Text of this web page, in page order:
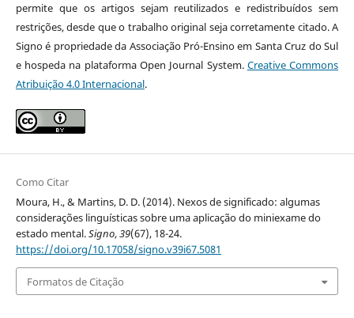
permite que os artigos sejam reutilizados e redistribuídos sem
restrições, desde que o trabalho original seja corretamente citado. A
Signo é propriedade da Associação Pró-Ensino em Santa Cruz do Sul
e hospeda na plataforma Open Journal System. Creative Commons
Atribuição 4.0 Internacional.
Como Citar
Moura, H., & Martins, D. D. (2014). Nexos de significado: algumas
considerações linguísticas sobre uma aplicação do miniexame do
estado mental.Signo,39(67), 18-24.
https://doi.org/10.17058/signo.v39i67.5081
Formatos de Citação